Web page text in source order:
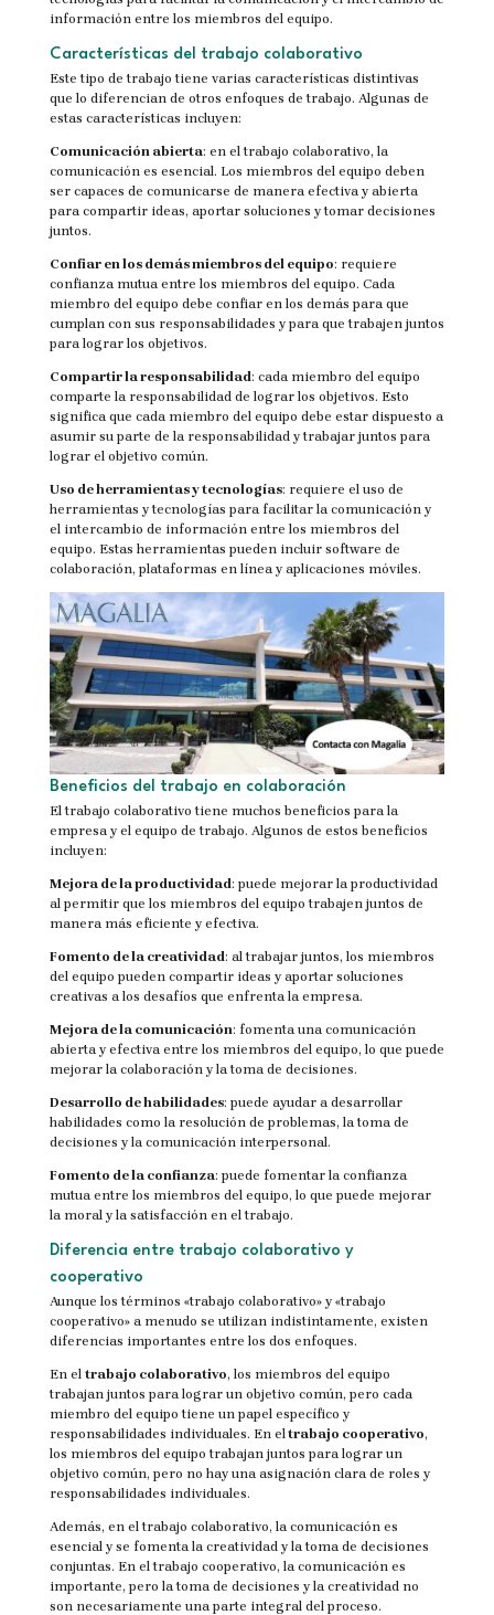
información entre los miembros del equipo.
Características del trabajo colaborativo
Este tipo de trabajo tiene varias características distintivas
que lo diferencian de otros enfoques de trabajo. Algunas de
estas características incluyen:
Comunicación abierta: en el trabajo colaborativo, la
comunicación es esencial. Los miembros del equipo deben
ser capaces de comunicarse de manera efectiva y abierta
para compartir ideas, aportar soluciones y tomar decisiones
juntos.
Confiar en los demás miembros del equipo: requiere
confianza mutua entre los miembros del equipo. Cada
miembro del equipo debe confiar en los demás para que
cumplan con sus responsabilidades y para que trabajen juntos
para lograr los objetivos.
Compartir la responsabilidad: cada miembro del equipo
comparte la responsabilidad de lograr los objetivos. Esto
significa que cada miembro del equipo debe estar dispuesto a
asumir su parte de la responsabilidad y trabajar juntos para
lograr el objetivo común.
Uso de herramientas y tecnologías: requiere el uso de
herramientas y tecnologías para facilitar la comunicación y
el intercambio de información entre los miembros del
equipo. Estas herramientas pueden incluir software de
colaboración, plataformas en línea y aplicaciones móviles.
Beneficios del trabajo en colaboración
El trabajo colaborativo tiene muchos beneficios para la
empresa y el equipo de trabajo. Algunos de estos beneficios
incluyen:
Mejora de la productividad: puede mejorar la productividad
al permitir que los miembros del equipo trabajen juntos de
manera más eficiente y efectiva.
Fomento de la creatividad: al trabajar juntos, los miembros
del equipo pueden compartir ideas y aportar soluciones
creativas a los desafíos que enfrenta la empresa.
Mejora de la comunicación: fomenta una comunicación
abierta y efectiva entre los miembros del equipo, lo que puede
mejorar la colaboración y la toma de decisiones.
Desarrollo de habilidades: puede ayudar a desarrollar
habilidades como la resolución de problemas, la toma de
decisiones y la comunicación interpersonal.
Fomento de la confianza: puede fomentar la confianza
mutua entre los miembros del equipo, lo que puede mejorar
la moral y la satisfacción en el trabajo.
Diferencia entre trabajo colaborativo y
cooperativo
Aunque los términos «trabajo colaborativo» y «trabajo
cooperativo» a menudo se utilizan indistintamente, existen
diferencias importantes entre los dos enfoques.
En el trabajo colaborativo, los miembros del equipo
trabajan juntos para lograr un objetivo común, pero cada
miembro del equipo tiene un papel específico y
responsabilidades individuales. En eltrabajo cooperativo,
los miembros del equipo trabajan juntos para lograr un
objetivo común, pero no hay una asignación clara de roles y
responsabilidades individuales.
Además, en el trabajo colaborativo, la comunicación es
esencial y se fomenta la creatividad y la toma de decisiones
conjuntas. En el trabajo cooperativo, la comunicación es
importante, pero la toma de decisiones y la creatividad no
son necesariamente una parte integral del proceso.